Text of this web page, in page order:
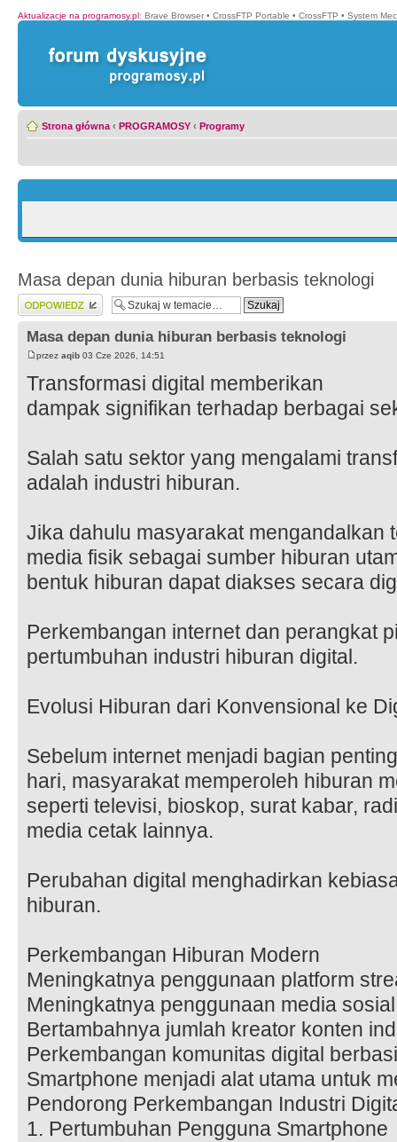
Aktualizacje na programosy.pl: Brave Browser • CrossFTP Portable • CrossFTP • System
Strona główna ‹ PROGRAMOSY ‹ Programy
Masa depan dunia hiburan berbasis teknologi
Wyślij odpowiedź
Masa depan dunia hiburan berbasis teknologi
przez aqib 03 Cze 2026, 14:51
Transformasi digital memberikan
dampak signifikan terhadap berbagai
Salah satu sektor yang mengalami
adalah industri hiburan.
Jika dahulu masyarakat mengandalkan
media fisik sebagai sumber hiburan
bentuk hiburan dapat diakses secara
Perkembangan internet dan perangkat
pertumbuhan industri hiburan digital.
Evolusi Hiburan dari Konvensional ke
Sebelum internet menjadi bagian
hari, masyarakat memperoleh hiburan
seperti televisi, bioskop, surat kabar,
media cetak lainnya.
Perubahan digital menghadirkan
hiburan.
Perkembangan Hiburan Modern
Meningkatnya penggunaan platform
Meningkatnya penggunaan media
Bertambahnya jumlah kreator konten
Perkembangan komunitas digital
Smartphone menjadi alat utama untuk
Pendorong Perkembangan Industri
1. Pertumbuhan Pengguna Smartphone